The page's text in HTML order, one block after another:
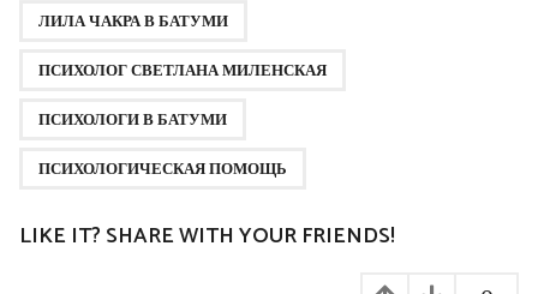
o
ЛИЛА ЧАКРА В БАТУМИ
ПСИХОЛОГ СВЕТЛАНА МИЛЕНСКАЯ
ПСИХОЛОГИ В БАТУМИ
ПСИХОЛОГИЧЕСКАЯ ПОМОЩЬ
LIKE IT? SHARE WITH YOUR FRIENDS!